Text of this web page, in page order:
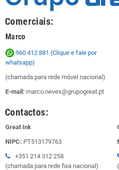
Comerciais:
Marco
960 412 881 (Clique e fale por
whatsapp)
(chamada para rede móvel nacional)
E-mail: marco.neves@grupogreat.pt
Contactos:
Great Ink
NIPC: PT513179763
+351 214 312 258
(chamada para rede fixa nacional)